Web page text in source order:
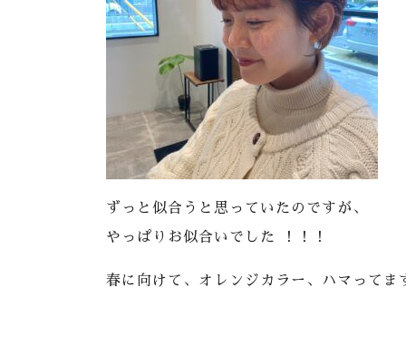
ずっと似合うと思っていたのですが、
やっぱりお似合いでした ！！！
春に向けて、オレンジカラー、ハマって